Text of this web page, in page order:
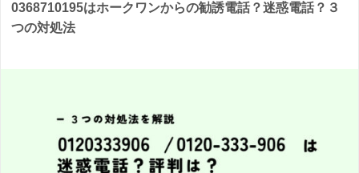
0368710195はホークワンからの勧誘電話？迷惑電話？３
つの対処法